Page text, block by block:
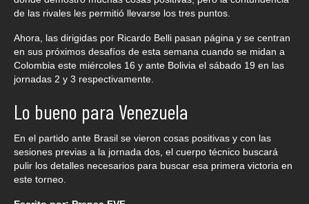
de las rivales les permitió llevarse los tres puntos.
Ahora, las dirigidas por Ricardo Belli pasan página y se centran
en sus próximos desafíos de esta semana cuando se midan a
Colombia este miércoles 16 y ante Bolivia el sábado 19 en las
jornadas 2 y 3 respectivamente.
Lo bueno para Venezuela
En el partido ante Brasil se vieron cosas positivas y con las
sesiones previas a la jornada dos, el cuerpo técnico buscará
pulir los detalles necesarios para buscar esa primera victoria en
este torneo.